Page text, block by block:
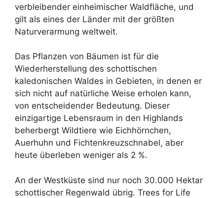
verbleibender einheimischer Waldfläche, und
gilt als eines der Länder mit der größten
Naturverarmung weltweit.
Das Pflanzen von Bäumen ist für die
Wiederherstellung des schottischen
kaledonischen Waldes in Gebieten, in denen er
sich nicht auf natürliche Weise erholen kann,
von entscheidender Bedeutung. Dieser
einzigartige Lebensraum in den Highlands
beherbergt Wildtiere wie Eichhörnchen,
Auerhuhn und Fichtenkreuzschnabel, aber
heute überleben weniger als 2 %.
An der Westküste sind nur noch 30.000 Hektar
schottischer Regenwald übrig. Trees for Life